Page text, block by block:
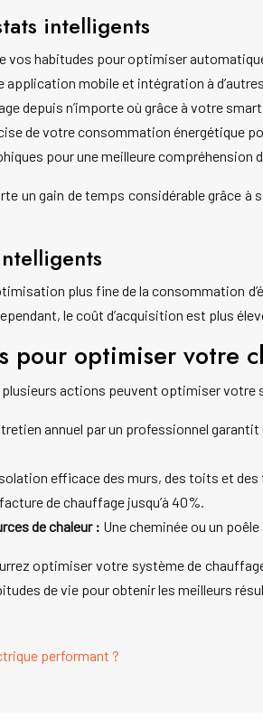
intelligents
vos habitudes pour optimiser
application mobile et intégration à
depuis n’importe où grâce à votre
de votre consommation énergétique
pour une meilleure compréhension
un gain de temps considérable grâce
plus fine de la consommation
le coût d’acquisition est plus
pour optimiser votre
actions peuvent optimiser
annuel par un professionnel
efficace des murs, des toits et
de chauffage jusqu’à 40%.
de chaleur : Une cheminée ou un
optimiser votre système de
de vie pour obtenir les meilleurs
performant ?